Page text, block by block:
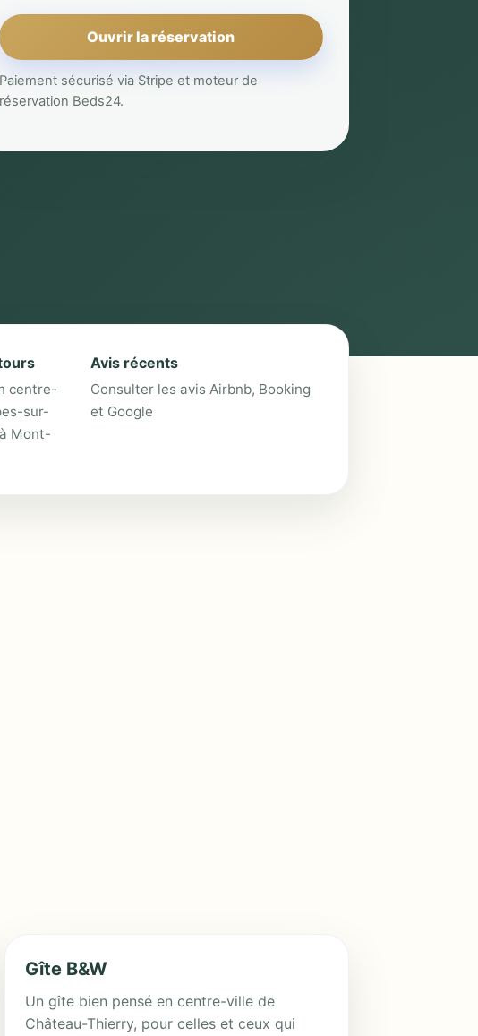
Ouvrir la réservation
Paiement sécurisé via Stripe et moteur de
réservation Beds24.
centre-
sur-
Mont-
Avis récents
Consulter les avis Airbnb, Booking
et Google
Gîte B&W
Un gîte bien pensé en centre-ville de
Château-Thierry, pour celles et ceux qui